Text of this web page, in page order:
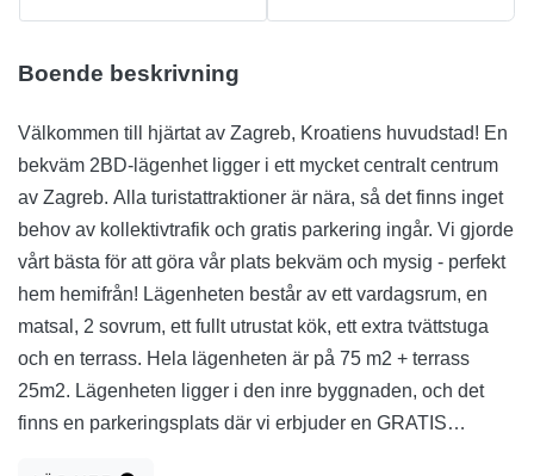
Boende beskrivning
Välkommen till hjärtat av Zagreb, Kroatiens huvudstad! En
bekväm 2BD-lägenhet ligger i ett mycket centralt centrum
av Zagreb. Alla turistattraktioner är nära, så det finns inget
behov av kollektivtrafik och gratis parkering ingår. Vi gjorde
vårt bästa för att göra vår plats bekväm och mysig - perfekt
hem hemifrån! Lägenheten består av ett vardagsrum, en
matsal, 2 sovrum, ett fullt utrustat kök, ett extra tvättstuga
och en terrass. Hela lägenheten är på 75 m2 + terrass
25m2. Lägenheten ligger i den inre byggnaden, och det
finns en parkeringsplats där vi erbjuder en GRATIS